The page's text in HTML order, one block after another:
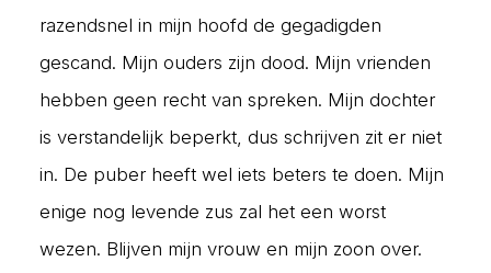
razendsnel in mijn hoofd de gegadigden
gescand. Mijn ouders zijn dood. Mijn vrienden
hebben geen recht van spreken. Mijn dochter
is verstandelijk beperkt, dus schrijven zit er niet
in. De puber heeft wel iets beters te doen. Mijn
enige nog levende zus zal het een worst
wezen. Blijven mijn vrouw en mijn zoon over.